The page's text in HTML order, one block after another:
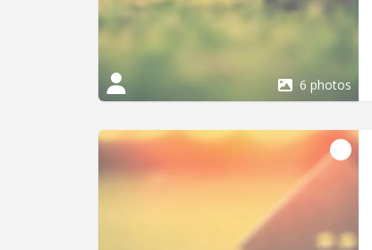
6 photos